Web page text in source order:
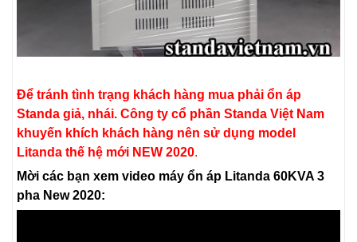
Để tránh tình trạng khách hàng mua phải ổn áp
Standa giả, nhái. Công ty cổ phần Standa Việt Nam
khuyến khích khách hàng nên sử dụng model
Litanda thế hệ mới NEW 2020.
Mời các bạn xem video máy ổn áp Litanda 60KVA 3
pha New 2020: